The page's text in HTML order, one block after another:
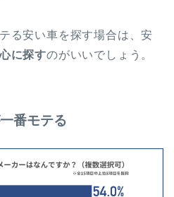
る安い車を探す場合は、安
に探すのがいいでしょう。
番モテる